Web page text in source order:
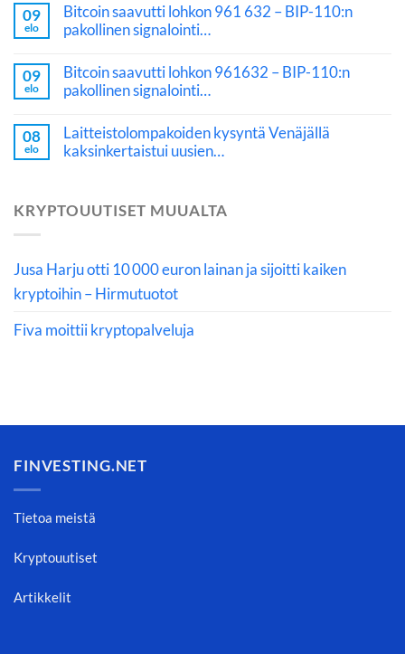
09
elo
Bitcoin saavutti lohkon 961 632 – BIP-110:n
pakollinen signalointi…
09
elo
Bitcoin saavutti lohkon 961632 – BIP-110:n
pakollinen signalointi…
08
elo
Laitteistolompakoiden kysyntä Venäjällä
kaksinkertaistui uusien…
KRYPTOUUTISET MUUALTA
Jusa Harju otti 10 000 euron lainan ja sijoitti kaiken
kryptoihin – Hirmutuotot
Fiva moittii kryptopalveluja
FINVESTING.NET
Tietoa meistä
Kryptouutiset
Artikkelit